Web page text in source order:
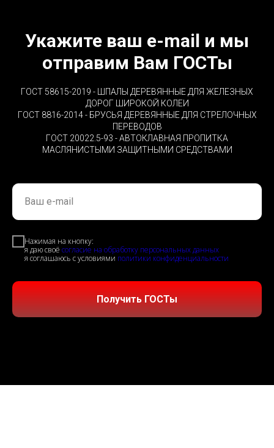
Укажите ваш e-mail и мы
отправим Вам ГОСТы
ГОСТ 58615-2019 - ШПАЛЫ ДЕРЕВЯННЫЕ ДЛЯ ЖЕЛЕЗНЫХ
ДОРОГ ШИРОКОЙ КОЛЕИ
ГОСТ 8816-2014 - БРУСЬЯ ДЕРЕВЯННЫЕ ДЛЯ СТРЕЛОЧНЫХ
ПЕРЕВОДОВ
ГОСТ 20022.5-93 - АВТОКЛАВНАЯ ПРОПИТКА
МАСЛЯНИСТЫМИ ЗАЩИТНЫМИ СРЕДСТВАМИ
Ваш e-mail
Нажимая на кнопку:
я даю своё согласие на обработку персональных данных
я соглашаюсь с условиями политики конфиденциальности
Получить ГОСТы